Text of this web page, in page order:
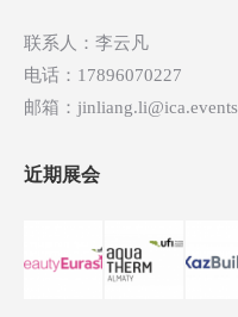
联系人：李云凡
电话：17896070227
邮箱：jinliang.li@ica.events
近期展会